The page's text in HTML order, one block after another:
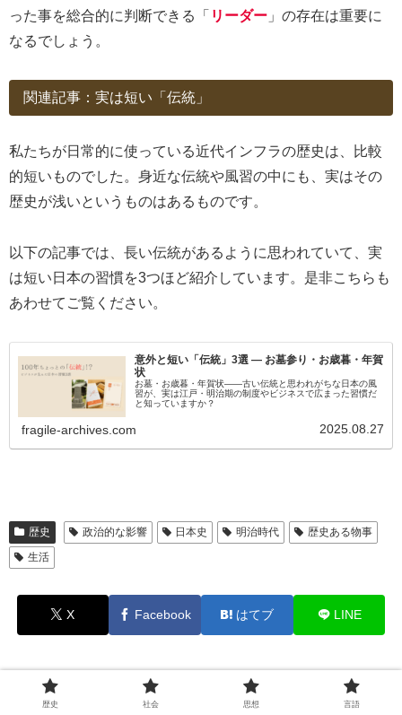
った事を総合的に判断できる「 リーダー 」の存在は重要に
なるでしょう。
関連記事：実は短い「伝統」
私たちが日常的に使っている近代インフラの歴史は、比較
的短いものでした。身近な伝統や風習の中にも、実はその
歴史が浅いというものはあるものです。
以下の記事では、長い伝統があるように思われていて、実
は短い日本の習慣を3つほど紹介しています。是非こちらも
あわせてご覧ください。
意外と短い「伝統」3選 ― お墓参り・お歳暮・年賀
状
お墓・お歳暮・年賀状――古い伝統と思われがちな日本の風
習が、実は江戸・明治期の制度やビジネスで広まった習慣だ
と知っていますか？
fragile-archives.com 2025.08.27
歴史 政治的な影響 日本史 明治時代
歴史ある物事
生活
X Facebook はてブ LINE
関連記事
歴史 社会 思想 言語